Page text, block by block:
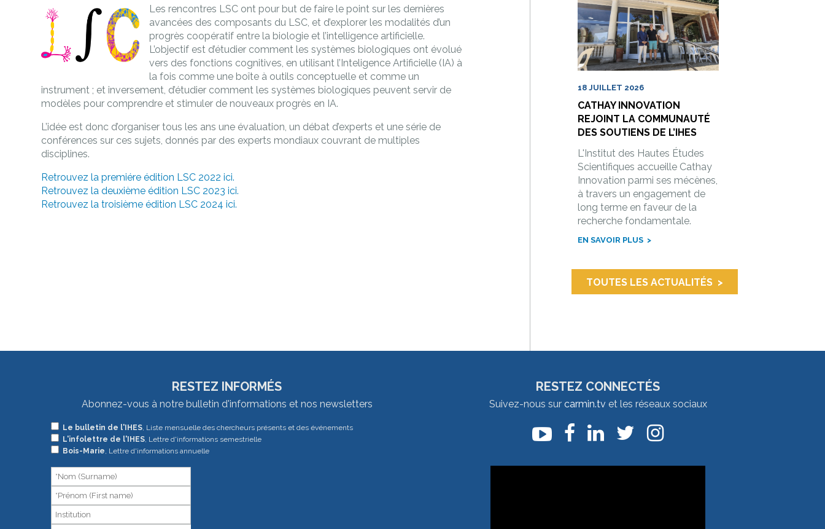
Les rencontres LSC ont pour but de faire le point sur les dernières
avancées des composants du LSC, et d’explorer les modalités d’un
progrès coopératif entre la biologie et l’intelligence artificielle.
L’objectif est d’étudier comment les systèmes biologiques ont évolué
vers des fonctions cognitives, en utilisant l’Inteligence Artificielle (IA) à
la fois comme une boîte à outils conceptuelle et comme un
instrument ; et inversement, d’étudier comment les systèmes biologiques peuvent servir de
modèles pour comprendre et stimuler de nouveaux progrès en IA.
L’idée est donc d’organiser tous les ans une évaluation, un débat d’experts et une série de
conférences sur ces sujets, donnés par des experts mondiaux couvrant de multiples
disciplines.
Retrouvez la premiére édition LSC 2022 ici.
Retrouvez la deuxième édition LSC 2023 ici.
Retrouvez la troisième édition LSC 2024 ici.
18 JUILLET 2026
CATHAY INNOVATION
REJOINT LA COMMUNAUTÉ
DES SOUTIENS DE L’IHES
L'Institut des Hautes Études
Scientifiques accueille Cathay
Innovation parmi ses mécènes,
à travers un engagement de
long terme en faveur de la
recherche fondamentale.
EN SAVOIR PLUS
TOUTES LES ACTUALITÉS
RESTEZ INFORMÉS
Abonnez-vous à notre bulletin d'informations et nos newsletters
Le bulletin de l'IHES , Liste mensuelle des chercheurs présents et des événements
L'infolettre de l'IHES, Lettre d'informations semestrielle
Bois-Marie, Lettre d'informations annuelle
Si
vous
êtes
un
humain,
ne
remplissez
pas
RESTEZ CONNECTÉS
Suivez-nous sur carmin.tv et les réseaux sociaux